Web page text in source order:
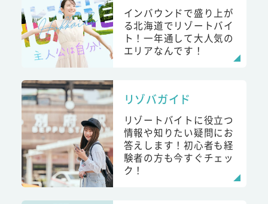
インバウンドで盛り上が
る北海道でリゾートバイ
ト！一年通して大人気の
エリアなんです！
リゾバガイド
リゾートバイトに役立つ
情報や知りたい疑問にお
答えします！初心者も経
験者の方も今すぐチェッ
ク！